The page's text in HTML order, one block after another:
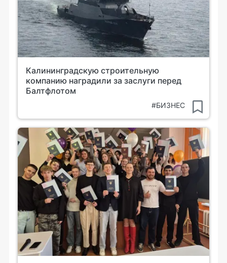
Калининградскую строительную
компанию наградили за заслуги перед
Балтфлотом
#БИЗНЕС